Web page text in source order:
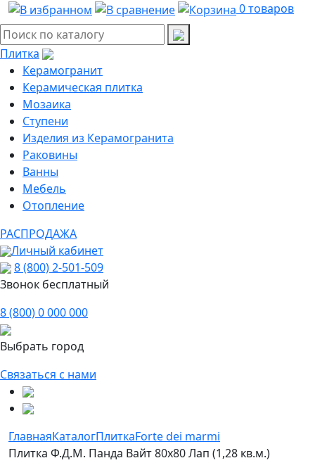
0товаров
Плитка
Керамогранит
Керамическая плитка
Мозаика
Ступени
Изделия из Керамогранита
Раковины
Ванны
Мебель
Отопление
РАСПРОДАЖА
Личный кабинет
8 (800) 2-501-509
Звонок бесплатный
8 (800) 0 000 000
Выбрать город
Связаться с нами
ГлавнаяКаталогПлиткаForte dei marmi
Плитка Ф.Д.М. Панда Вайт 80х80 Лап (1,28 кв.м.)